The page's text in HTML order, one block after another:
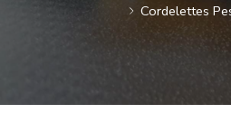
Cordelettes